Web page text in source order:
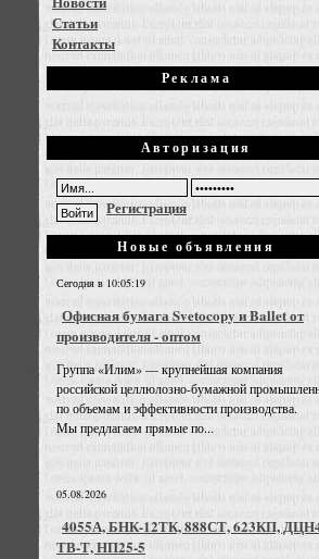
Статьи
Контакты
Реклама
Авторизация
Регистрация
Новые объявления
Сегодня в 10:05:19
Офисная бумага Svetocopy и Ballet от
производителя - оптом
Группа «Илим» — крупнейшая компания
российской целлюлозно-бумажной
по объемам и эффективности производства.
Мы предлагаем прямые по...
05.08.2026
4055А, БНК-12ТК, 888СТ, 623КП,
ТВ-Т, НП25-5